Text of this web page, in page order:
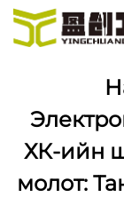
ХК-ийн
молот: